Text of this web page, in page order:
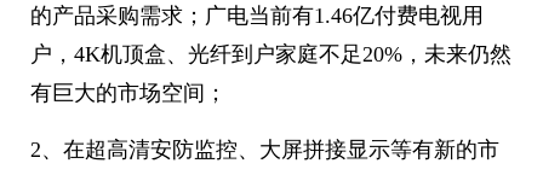
的产品采购需求；广电当前有1.46亿付费电视用
户，4K机顶盒、光纤到户家庭不足20%，未来仍然
有巨大的市场空间；
2、在超高清安防监控、大屏拼接显示等有新的市